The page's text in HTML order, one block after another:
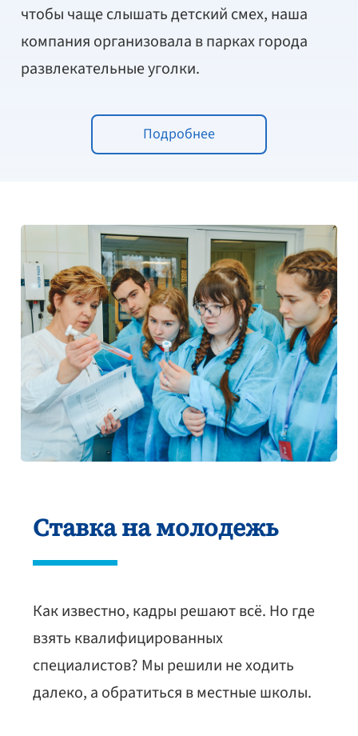
чтобы чаще слышать детский смех, наша
компания организовала в парках города
развлекательные уголки.
Подробнее
Ставка на молодежь
Как известно, кадры решают всё. Но где
взять квалифицированных
специалистов? Мы решили не ходить
далеко, а обратиться в местные школы.